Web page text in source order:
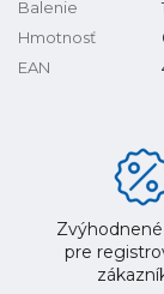
Balenie
Hmotnosť
EAN
pre